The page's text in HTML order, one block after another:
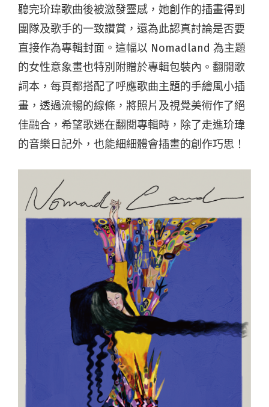
聽完玠瑋歌曲後被激發靈感，她創作的插畫得到
團隊及歌手的一致讚賞，還為此認真討論是否要
直接作為專輯封面。這幅以 Nomadland 為主題
的女性意象畫也特別附贈於專輯包裝內。翻開歌
詞本，每頁都搭配了呼應歌曲主題的手繪風小插
畫，透過流暢的線條，將照片及視覺美術作了絕
佳融合，希望歌迷在翻閱專輯時，除了走進玠瑋
的音樂日記外，也能細細體會插畫的創作巧思！